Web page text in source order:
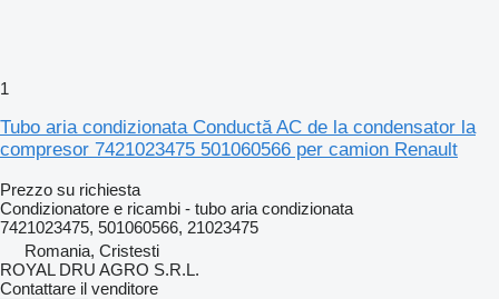
1
Tubo aria condizionata Conductă AC de la condensator la
compresor 7421023475 501060566 per camion Renault
Prezzo su richiesta
Condizionatore e ricambi - tubo aria condizionata
7421023475, 501060566, 21023475
Romania, Cristesti
ROYAL DRU AGRO S.R.L.
Contattare il venditore